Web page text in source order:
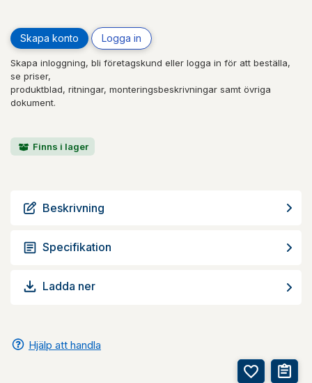
Skapa konto Logga in
Skapa inloggning, bli företagskund eller logga in för att beställa,
se priser,
produktblad, ritningar, monteringsbeskrivningar samt övriga
dokument.
Finns i lager
Beskrivning
Specifikation
Ladda ner
Hjälp att handla